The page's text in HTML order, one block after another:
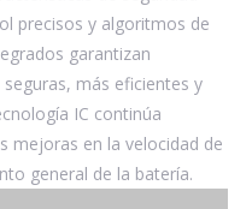
precisos y algoritmos de
garantizan
más eficientes y
IC continúa
mejoras en la velocidad de
general de la batería.